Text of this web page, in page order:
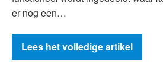
er nog een…
Lees het volledige artikel